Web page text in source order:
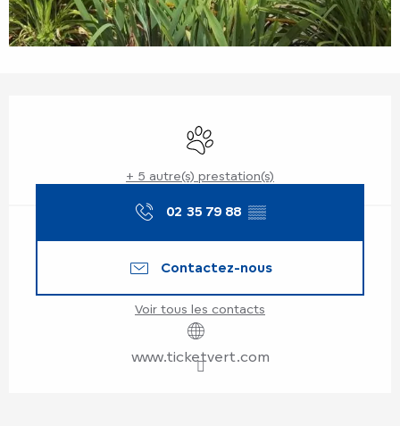
Animaux acceptés
+ 5 autre(s) prestation(s)
02 35 79 88 ▒▒
Contactez-nous
Voir tous les contacts
www.ticketvert.com